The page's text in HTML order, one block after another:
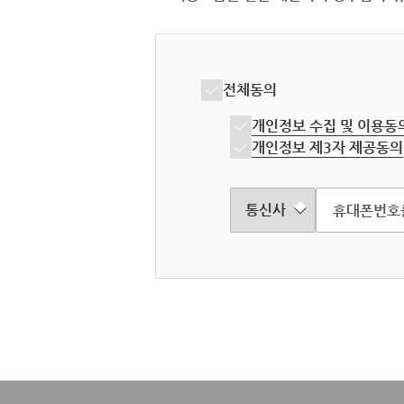
전체동의
개인정보 수집 및 이용동
개인정보 제3자 제공동의